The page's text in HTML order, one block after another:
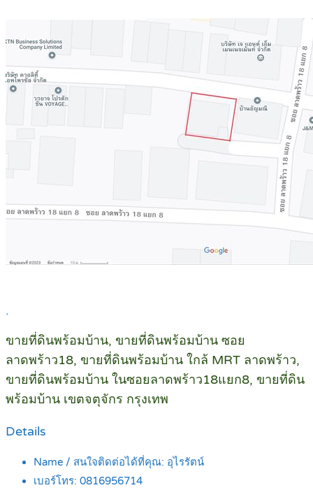
.
ขายที่ดินพร้อมบ้าน, ขายที่ดินพร้อมบ้าน ซอย
ลาดพร้าว18, ขายที่ดินพร้อมบ้าน ใกล้ MRT ลาดพร้าว,
ขายที่ดินพร้อมบ้าน ในซอยลาดพร้าว18แยก8, ขายที่ดิน
พร้อมบ้าน เขตจตุจักร กรุงเทพ
Details
Name / สนใจติดต่อได้ที่คุณ: อุไรรัตน์
เบอร์โทร: 0816956714